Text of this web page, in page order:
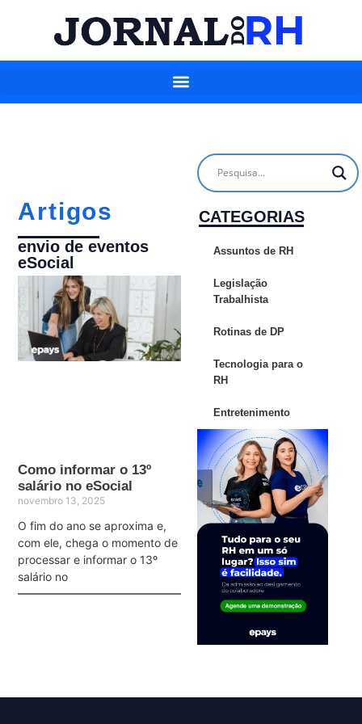
Artigos
envio de eventos
eSocial
Como informar o 13º
salário no eSocial
novembro 13, 2025
O fim do ano se aproxima e,
com ele, chega o momento de
processar e informar o 13º
salário no
CATEGORIAS
Assuntos de RH
Legislação
Trabalhista
Rotinas de DP
Tecnologia para o
RH
Entretenimento